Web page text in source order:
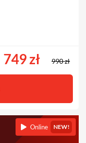
749 zł 990 zł
Online NEW!